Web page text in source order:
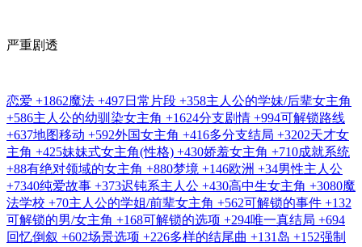
严重剧透
恋爱 +1862魔法 +497日常片段 +358主人公的学妹/后辈女主角
+586主人公的幼驯染女主角 +1624分支剧情 +994可解锁路线
+637地图移动 +592外国女主角 +416多分支结局 +3202天才女
主角 +425妹妹式女主角(性格) +430娇羞女主角 +710成就系统
+88有绝对领域的女主角 +880梦境 +146欧洲 +34男性主人公
+7340纯爱故事 +373迟钝系主人公 +430高中生女主角 +3080魔
法学校 +70主人公的学姐/前辈女主角 +562可解锁的事件 +132
可解锁的男/女主角 +168可解锁的选项 +294唯一真结局 +694
回忆倒叙 +602场景选项 +226多样的结尾曲 +131 岛 +152强制